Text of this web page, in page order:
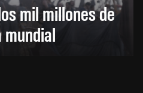
mil millones de